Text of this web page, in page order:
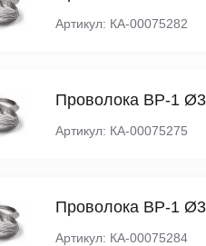
Артикул: КА-00075282
Проволока ВР-1
Артикул: КА-00075275
Проволока ВР-1
Артикул: КА-00075284